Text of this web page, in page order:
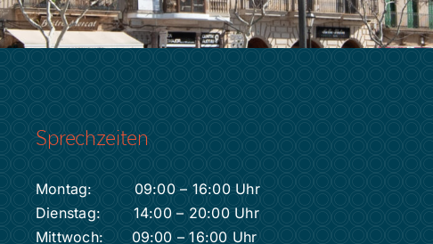
Sprechzeiten
Montag: 09:00 – 16:00 Uhr
Dienstag: 14:00 – 20:00 Uhr
Mittwoch: 09:00 – 16:00 Uhr